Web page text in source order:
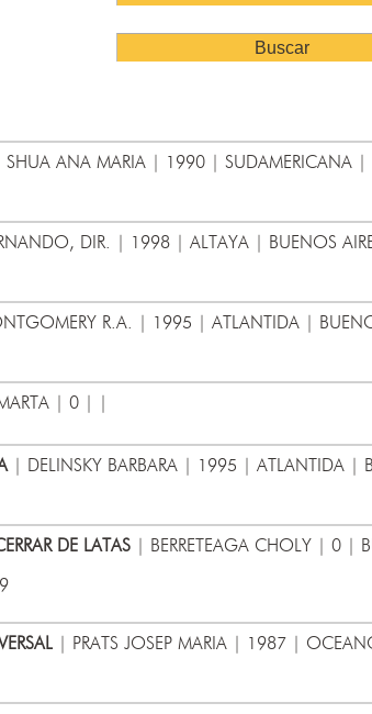
ANA MARIA | 1990 | SUDAMERICANA |
DIR. | 1998 | ALTAYA | BUENOS
R.A. | 1995 | ATLANTIDA |
| 0 | |
| DELINSKY BARBARA | 1995 | ATLANTIDA |
DE LATAS | BERRETEAGA CHOLY | 0 |
| PRATS JOSEP MARIA | 1987 |